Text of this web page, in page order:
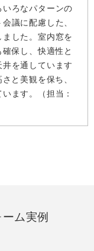
ろなパターンの
議に配慮した、
した。室内窓を
保し、快適性と
を通しています
と美観を保ち、
ます。（担当：
ム実例